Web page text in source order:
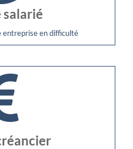
salarié
entreprise en difficulté